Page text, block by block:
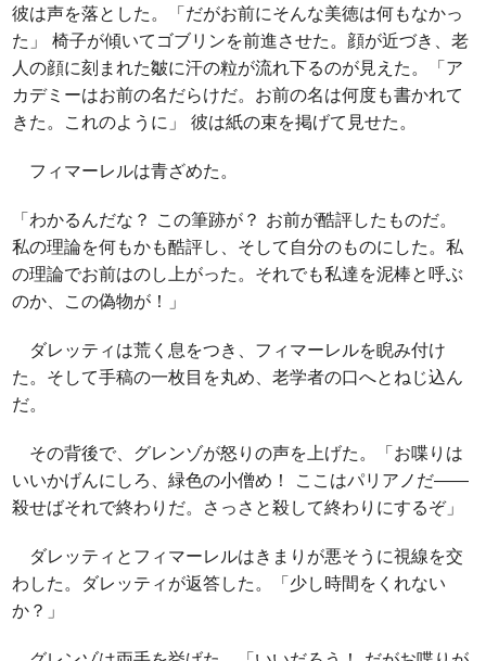
彼は声を落とした。「だがお前にそんな美徳は何もなかっ
た」 椅子が傾いてゴブリンを前進させた。顔が近づき、老
人の顔に刻まれた皺に汗の粒が流れ下るのが見えた。「ア
カデミーはお前の名だらけだ。お前の名は何度も書かれて
きた。これのように」 彼は紙の束を掲げて見せた。
フィマーレルは青ざめた。
「わかるんだな？ この筆跡が？ お前が酷評したものだ。
私の理論を何もかも酷評し、そして自分のものにした。私
の理論でお前はのし上がった。それでも私達を泥棒と呼ぶ
のか、この偽物が！」
ダレッティは荒く息をつき、フィマーレルを睨み付け
た。そして手稿の一枚目を丸め、老学者の口へとねじ込ん
だ。
その背後で、グレンゾが怒りの声を上げた。「お喋りは
いいかげんにしろ、緑色の小僧め！ ここはパリアノだ――
殺せばそれで終わりだ。さっさと殺して終わりにするぞ」
ダレッティとフィマーレルはきまりが悪そうに視線を交
わした。ダレッティが返答した。「少し時間をくれない
か？」